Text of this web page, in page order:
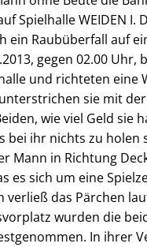
Spielhalle WEIDEN I.
ein Raubüberfall auf
gegen 02.00 Uhr,
und richteten eine
sie mit
wie viel Geld sie
bei ihr nichts zu holen
Mann in Richtung
es sich um eine
das Pärchen
wurden die
In ihrer